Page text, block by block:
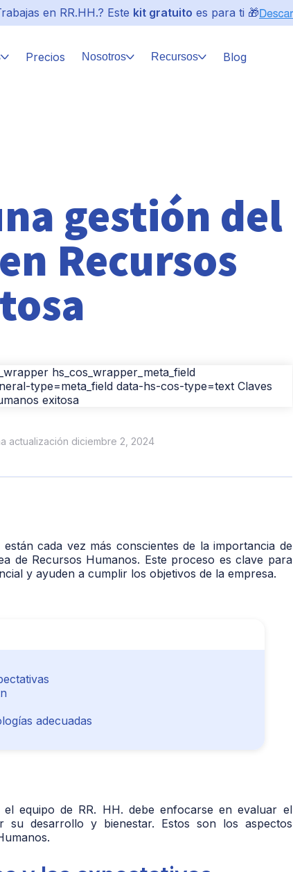
en RR.HH.? Este kit gratuito es para ti 🎁
Precios Nosotros Recursos Blog
gestión del
Recursos
actualización diciembre 2, 2024
cada vez más conscientes de la importancia de
de Recursos Humanos. Este proceso es clave para
y ayuden a cumplir los objetivos de la empresa.
adecuadas
equipo de RR. HH. debe enfocarse en evaluar el
su desarrollo y bienestar. Estos son los aspectos